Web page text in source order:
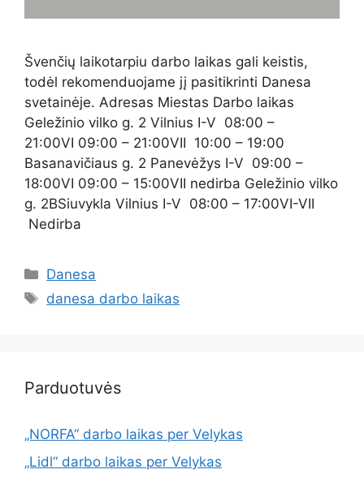
Švenčių laikotarpiu darbo laikas gali keistis,
todėl rekomenduojame jį pasitikrinti Danesa
svetainėje. Adresas Miestas Darbo laikas
Geležinio vilko g. 2 Vilnius I-V 08:00 –
21:00VI 09:00 – 21:00VII 10:00 – 19:00
Basanavičiaus g. 2 Panevėžys I-V 09:00 –
18:00VI 09:00 – 15:00VII nedirba Geležinio vilko
g. 2BSiuvykla Vilnius I-V 08:00 – 17:00VI-VII
Nedirba
Danesa
danesa darbo laikas
Parduotuvės
„NORFA“ darbo laikas per Velykas
„Lidl“ darbo laikas per Velykas